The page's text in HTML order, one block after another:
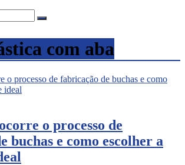
com aba
o processo de
buchas e como escolher a